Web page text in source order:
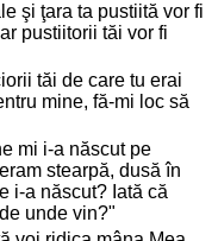
şi ţara ta pustiită vor fi
pustiitorii tăi vor fi
tăi de care tu erai
mine, fă-mi loc să
mi i-a născut pe
stearpă, dusă în
i-a născut? Iată că
unde vin?"